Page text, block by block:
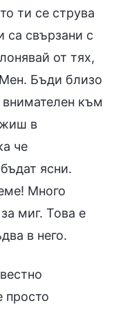
ти се струва
са свързани с
от тях,
Бъди близо
към
в
че
ясни.
Много
миг. Това е
в него.
просто